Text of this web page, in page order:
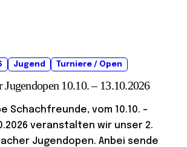
Jugend Turniere / Open
Jugendopen 10.10. – 13.10.2026
Schachfreunde, vom 10.10. –
veranstalten wir unser 2.
Jugendopen. Anbei sende